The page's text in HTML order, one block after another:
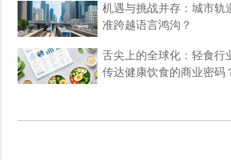
机遇与挑战并存：城市轨
准跨越语言鸿沟？
舌尖上的全球化：轻食行
传达健康饮食的商业密码